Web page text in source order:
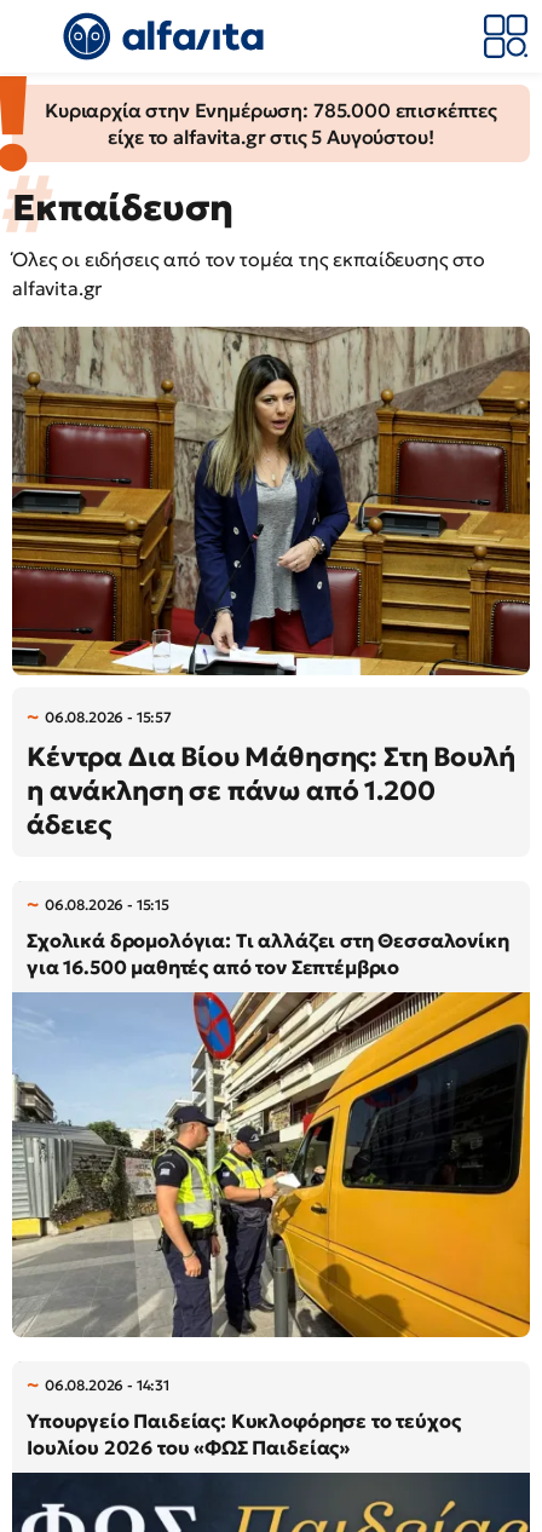
Κυριαρχία στην Ενημέρωση: 785.000 επισκέπτες
είχε το alfavita.gr στις 5 Αυγούστου!
Εκπαίδευση
Όλες οι ειδήσεις από τον τομέα της εκπαίδευσης στο
alfavita.gr
06.08.2026 - 15:57
Κέντρα Δια Βίου Μάθησης: Στη Βουλή
η ανάκληση σε πάνω από 1.200
άδειες
06.08.2026 - 15:15
Σχολικά δρομολόγια: Τι αλλάζει στη Θεσσαλονίκη
για 16.500 μαθητές από τον Σεπτέμβριο
06.08.2026 - 14:31
Υπουργείο Παιδείας: Κυκλοφόρησε το τεύχος
Ιουλίου 2026 του «ΦΩΣ Παιδείας»